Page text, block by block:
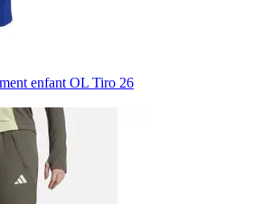
enfant OL Tiro 26